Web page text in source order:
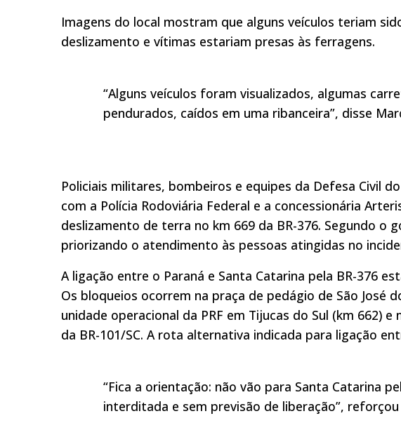
Imagens do local mostram que alguns veículos teriam
deslizamento e vítimas estariam presas às ferragens.
“Alguns veículos foram visualizados, algumas
pendurados, caídos em uma ribanceira”, disse
Policiais militares, bombeiros e equipes da Defesa Civil
com a Polícia Rodoviária Federal e a concessionária
deslizamento de terra no km 669 da BR-376. Segundo o
priorizando o atendimento às pessoas atingidas no
A ligação entre o Paraná e Santa Catarina pela BR-376
Os bloqueios ocorrem na praça de pedágio de São José
unidade operacional da PRF em Tijucas do Sul (km 662)
da BR-101/SC. A rota alternativa indicada para ligação
“Fica a orientação: não vão para Santa Catarina
interditada e sem previsão de liberação”, reforçou